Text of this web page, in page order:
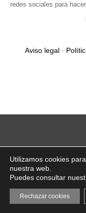
redes sociales para
Aviso legal·
Utilizamos cookies
nuestra web.
Puedes consultar
Rechazar cookies